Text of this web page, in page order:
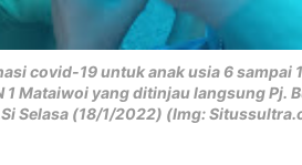
covid-19 untuk anak usia 6 sampai
1 Mataiwoi yang ditinjau langsung Pj.
Selasa (18/1/2022) (Img: